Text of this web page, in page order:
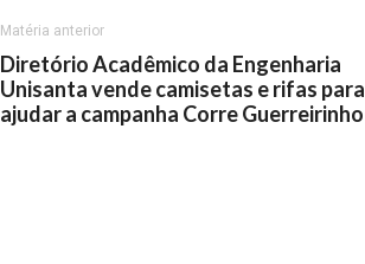
Matéria anterior
Diretório Acadêmico da Engenharia
Unisanta vende camisetas e rifas para
ajudar a campanha Corre Guerreirinho